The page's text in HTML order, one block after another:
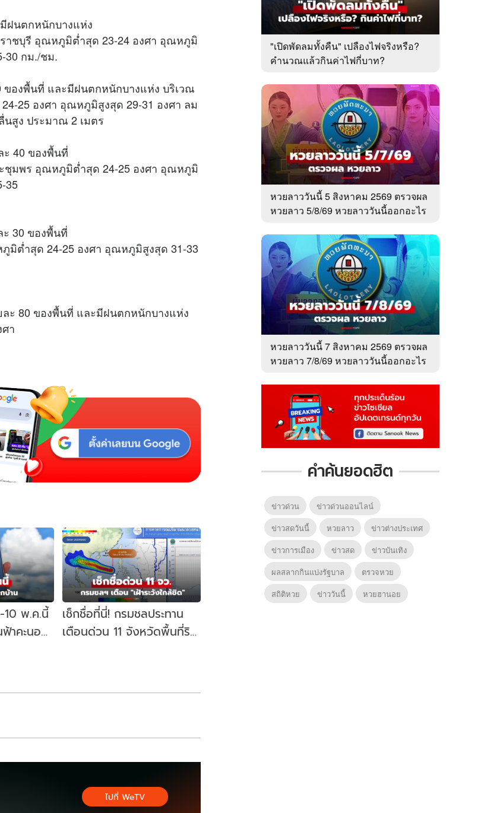
ฝนตกหนักบางแห่ง
าชบุรี อุณหภูมิต่ำสุด 23-24 องศา อุณหภูมิ
30 กม./ชม.
องพื้นที่ และมีฝนตกหนักบางแห่ง บริเวณ
25 องศา อุณหภูมิสูงสุด 29-31 องศา ลม
นสูง ประมาณ 2 เมตร
40 ของพื้นที่
ชุมพร อุณหภูมิต่ำสุด 24-25 องศา อุณหภูมิ
35
30 ของพื้นที่
มิต่ำสุด 24-25 องศา อุณหภูมิสูงสุด 31-33
ะ 80 ของพื้นที่ และมีฝนตกหนักบางแห่ง
า
10 พ.ค.นี้
าคะนอง
เช็กชื่อที่นี่! กรมชลประทาน
เตือนด่วน 11 จังหวัดพื้นที่ริม
ไปที่ WeTV
"เปิดพัดลมทั้งคืน" เปลืองไฟจริงหรือ?
คำนวณแล้วกินค่าไฟกี่บาท?
หวยลาววันนี้ 5 สิงหาคม 2569 ตรวจผล
หวยลาว 5/8/69 หวยลาววันนี้ออกอะไร
หวยลาววันนี้ 7 สิงหาคม 2569 ตรวจผล
หวยลาว 7/8/69 หวยลาววันนี้ออกอะไร
คำค้นยอดฮิต
ข่าวด่วน
ข่าวด่วนออนไลน์
ข่าวสดวันนี้
หวยลาว
ข่าวต่างประเทศ
ข่าวการเมือง
ข่าวสด
ข่าวบันเทิง
ผลสลากกินแบ่งรัฐบาล
ตรวจหวย
สถิติหวย
ข่าววันนี้ หวยฮานอย